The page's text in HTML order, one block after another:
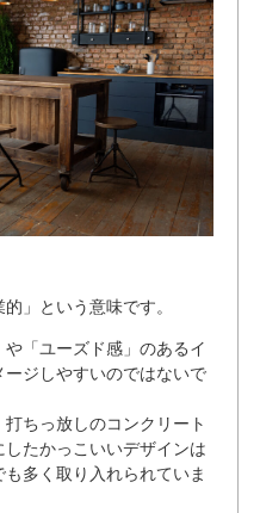
」という意味です。
や「ユーズド感」のあるイ
ジしやすいのではないで
ちっ放しのコンクリート
たかっこいいデザインは
多く取り入れられていま